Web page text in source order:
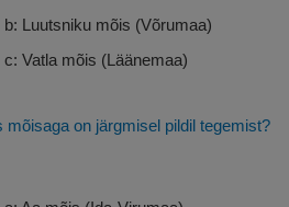
b: Luutsniku mõis (Võrumaa)
c: Vatla mõis (Läänemaa)
mõisaga on järgmisel pildil tegemist?